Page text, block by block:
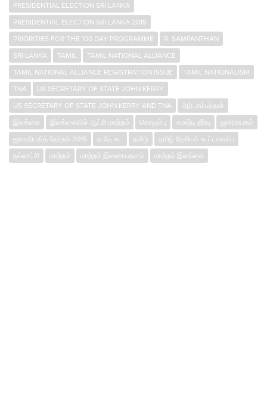
PRESIDENTIAL ELECTION SRI LANKA
PRESIDENTIAL ELECTION SRI LANKA 2015
PRIORITIES FOR THE 100 DAY PROGRAMME
R. SAMPANTHAN
SRI LANKA
TAMIL
TAMIL NATIONAL ALLIANCE
TAMIL NATIONAL ALLIANCE REGISTRATION ISSUE
TAMIL NATIONALISM
TNA
US SECRETARY OF STATE JOHN KERRY
US SECRETARY OF STATE JOHN KERRY AND TNA
ஆர். சம்பந்தன்
இலங்கை
இலங்கையில் ஆட்சி மாற்றம் கொழும்பு சமஷ்டி தீர்வு
ஜனநாயகம்
ஜனாதிபதித் தேர்தல் 2015
த.தே.கூ. தமிழ்
தமிழ் தேசியக் கூட்டமைப்பு
நல்லாட்சி
மாற்றம் மாற்றம் இணையதளம் மாற்றம் இலங்கை